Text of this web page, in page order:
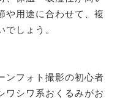
や用途に合わせて、複
しょう。
ンフォト撮影の初心者
ワシワ系おくるみがお